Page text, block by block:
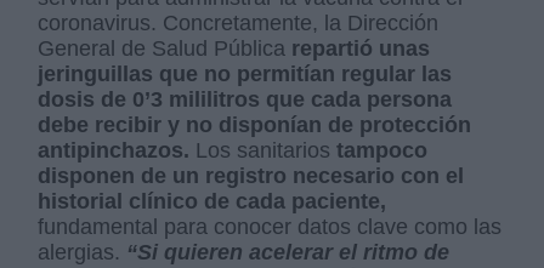
coronavirus. Concretamente, la Dirección
General de Salud Pública repartió unas
jeringuillas que no permitían regular las
dosis de 0’3 mililitros que cada persona
debe recibir y no disponían de protección
antipinchazos. Los sanitariostampoco
disponen de un registro necesario con el
historial clínico de cada paciente,
fundamental para conocer datos clave como las
alergias. “Si quieren acelerar el ritmo de